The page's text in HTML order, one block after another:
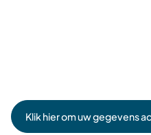
Klik hier om uw gegevens
(Verwijst